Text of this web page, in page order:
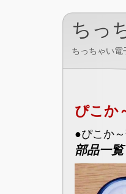
ちっ
ちっちゃい電
ぴこ
●ぴこか
部品一覧